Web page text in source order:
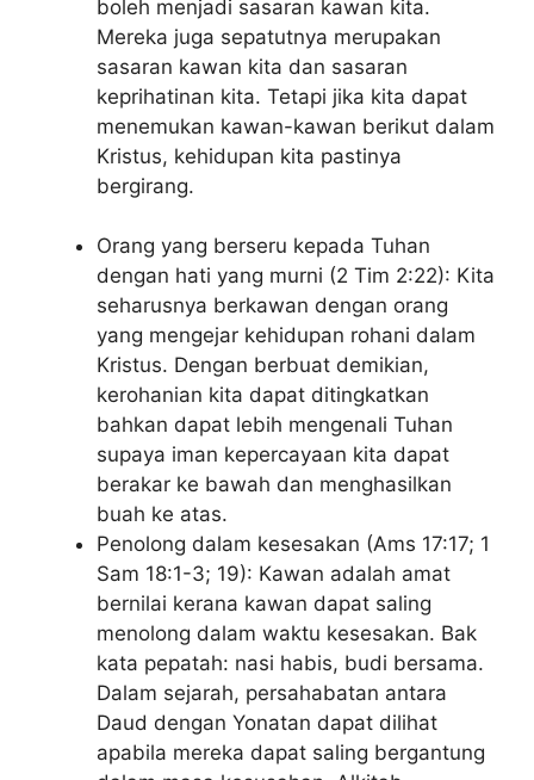
boleh menjadi sasaran kawan kita.
Mereka juga sepatutnya merupakan
sasaran kawan kita dan sasaran
keprihatinan kita. Tetapi jika kita dapat
menemukan kawan-kawan berikut dalam
Kristus, kehidupan kita pastinya
bergirang.
Orang yang berseru kepada Tuhan
dengan hati yang murni (2 Tim 2:22): Kita
seharusnya berkawan dengan orang
yang mengejar kehidupan rohani dalam
Kristus. Dengan berbuat demikian,
kerohanian kita dapat ditingkatkan
bahkan dapat lebih mengenali Tuhan
supaya iman kepercayaan kita dapat
berakar ke bawah dan menghasilkan
buah ke atas.
Penolong dalam kesesakan (Ams 17:17; 1
Sam 18:1-3; 19): Kawan adalah amat
bernilai kerana kawan dapat saling
menolong dalam waktu kesesakan. Bak
kata pepatah: nasi habis, budi bersama.
Dalam sejarah, persahabatan antara
Daud dengan Yonatan dapat dilihat
apabila mereka dapat saling bergantung